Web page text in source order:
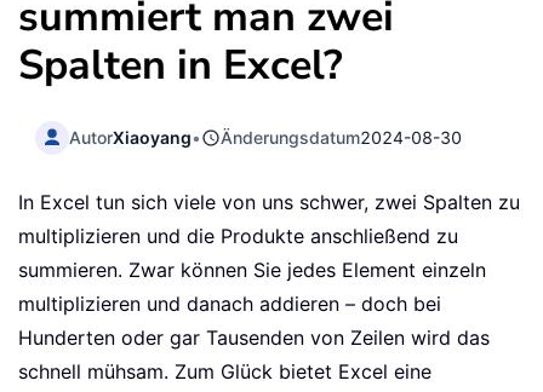
summiert man zwei
Spalten in Excel?
AutorXiaoyang• Änderungsdatum2024-08-30
In Excel tun sich viele von uns schwer, zwei Spalten zu
multiplizieren und die Produkte anschließend zu
summieren. Zwar können Sie jedes Element einzeln
multiplizieren und danach addieren – doch bei
Hunderten oder gar Tausenden von Zeilen wird das
schnell mühsam. Zum Glück bietet Excel eine